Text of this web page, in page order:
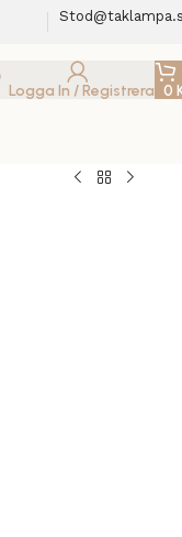
Logga In / Registrera 0